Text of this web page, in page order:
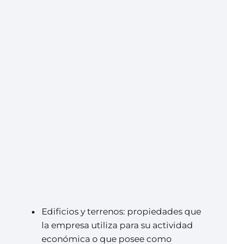
Edificios y terrenos: propiedades que
la empresa utiliza para su actividad
económica o que posee como